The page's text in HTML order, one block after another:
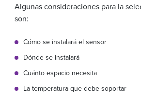
Algunas consideraciones para la
son:
Cómo se instalará el sensor
Dónde se instalará
Cuánto espacio necesita
La temperatura que debe soportar